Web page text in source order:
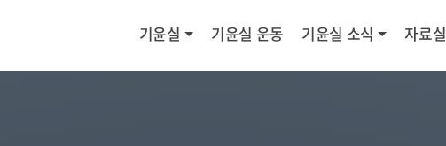
기윤실 기윤실 운동 기윤실 소식 자료실